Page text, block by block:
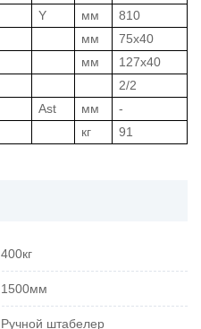
Y мм
810
мм
75x40
мм
127x40
2/2
Ast мм
-
кг 91
400кг
1500мм
Ручной штабелер